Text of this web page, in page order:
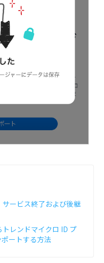
サービス終了および後継
レンドマイクロ ID プ
ートする方法